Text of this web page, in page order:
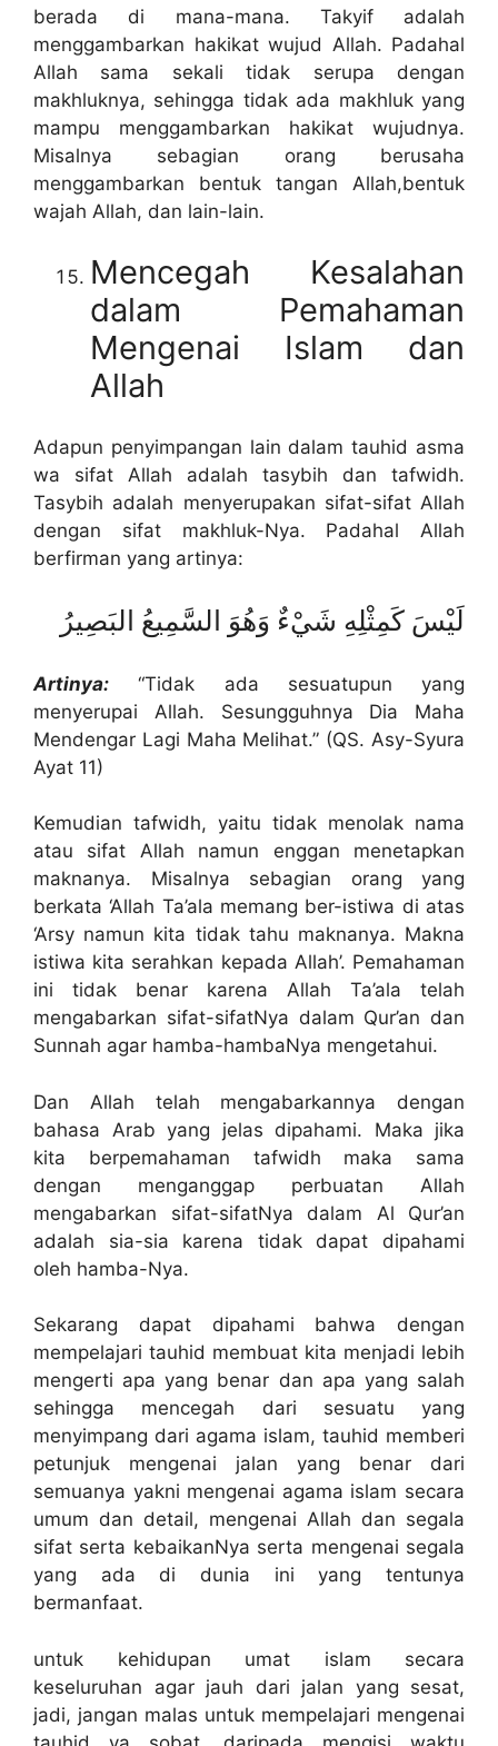
berada di mana-mana. Takyif adalah
menggambarkan hakikat wujud Allah. Padahal
Allah sama sekali tidak serupa dengan
makhluknya, sehingga tidak ada makhluk yang
mampu menggambarkan hakikat wujudnya.
Misalnya sebagian orang berusaha
menggambarkan bentuk tangan Allah,bentuk
wajah Allah, dan lain-lain.
Mencegah Kesalahan
dalam Pemahaman
Mengenai Islam dan
Allah
Adapun penyimpangan lain dalam tauhid asma
wa sifat Allah adalah tasybih dan tafwidh.
Tasybih adalah menyerupakan sifat-sifat Allah
dengan sifat makhluk-Nya. Padahal Allah
berfirman yang artinya:
لَيْسَ كَمِثْلِهِ شَيْءٌ وَهُوَ السَّمِيعُ البَصِيرُ
Artinya: “Tidak ada sesuatupun yang
menyerupai Allah. Sesungguhnya Dia Maha
Mendengar Lagi Maha Melihat.” (QS. Asy-Syura
Ayat 11)
Kemudian tafwidh, yaitu tidak menolak nama
atau sifat Allah namun enggan menetapkan
maknanya. Misalnya sebagian orang yang
berkata ‘Allah Ta’ala memang ber-istiwa di atas
‘Arsy namun kita tidak tahu maknanya. Makna
istiwa kita serahkan kepada Allah’. Pemahaman
ini tidak benar karena Allah Ta’ala telah
mengabarkan sifat-sifatNya dalam Qur’an dan
Sunnah agar hamba-hambaNya mengetahui.
Dan Allah telah mengabarkannya dengan
bahasa Arab yang jelas dipahami. Maka jika
kita berpemahaman tafwidh maka sama
dengan menganggap perbuatan Allah
mengabarkan sifat-sifatNya dalam Al Qur’an
adalah sia-sia karena tidak dapat dipahami
oleh hamba-Nya.
Sekarang dapat dipahami bahwa dengan
mempelajari tauhid membuat kita menjadi lebih
mengerti apa yang benar dan apa yang salah
sehingga mencegah dari sesuatu yang
menyimpang dari agama islam, tauhid memberi
petunjuk mengenai jalan yang benar dari
semuanya yakni mengenai agama islam secara
umum dan detail, mengenai Allah dan segala
sifat serta kebaikanNya serta mengenai segala
yang ada di dunia ini yang tentunya
bermanfaat.
untuk kehidupan umat islam secara
keseluruhan agar jauh dari jalan yang sesat,
jadi, jangan malas untuk mempelajari mengenai